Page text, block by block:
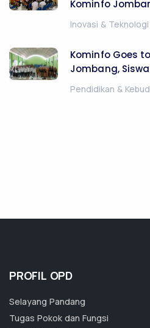
Kominfo
Center 112
Inovasi & Teknologi
Kominfo Goes
Jombang,
Speaking, MC
Pendidikan &
PROFIL OPD
Selayang Pandang
Tugas Pokok dan Fungsi